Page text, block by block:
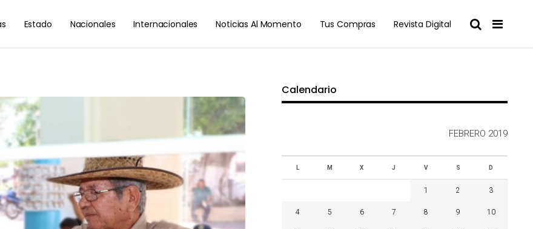
Estado Nacionales Internacionales Noticias Al Momento Tus Compras Revista Digital
Calendario
FEBRERO 2019
L M X J V S D
1 2 3
4 5 6 7 8 9 10